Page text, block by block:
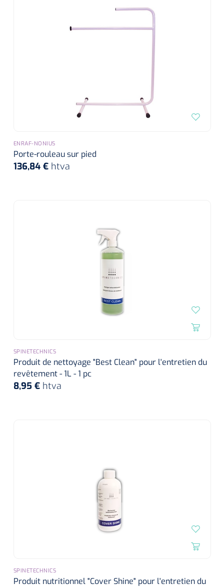
ENRAF-NONIUS
Porte-rouleau sur pied
136,84 € htva
SPINETECHNICS
Produit de nettoyage "Best Clean" pour l'entretien du
revêtement - 1L - 1 pc
8,95 € htva
SPINETECHNICS
Produit nutritionnel "Cover Shine" pour l'entretien du